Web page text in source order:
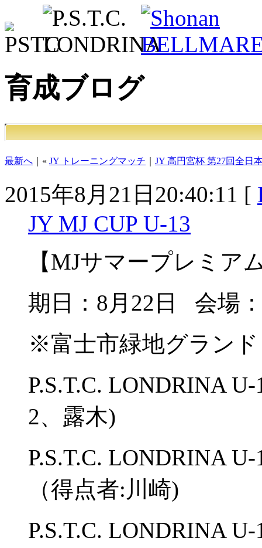
育成ブログ
最新へ ｜« JY トレーニングマッチ JY 高円宮杯 第27回全日
2015年8月21日20:40:11 [
JY MJ CUP U-13
【MJサマープレミア
期日：8月22日 会場
※富士市緑地グランド
P.S.T.C. LONDRINA
2、露木)
P.S.T.C. LONDRINA
（得点者:川崎)
P.S.T.C. LONDRINA